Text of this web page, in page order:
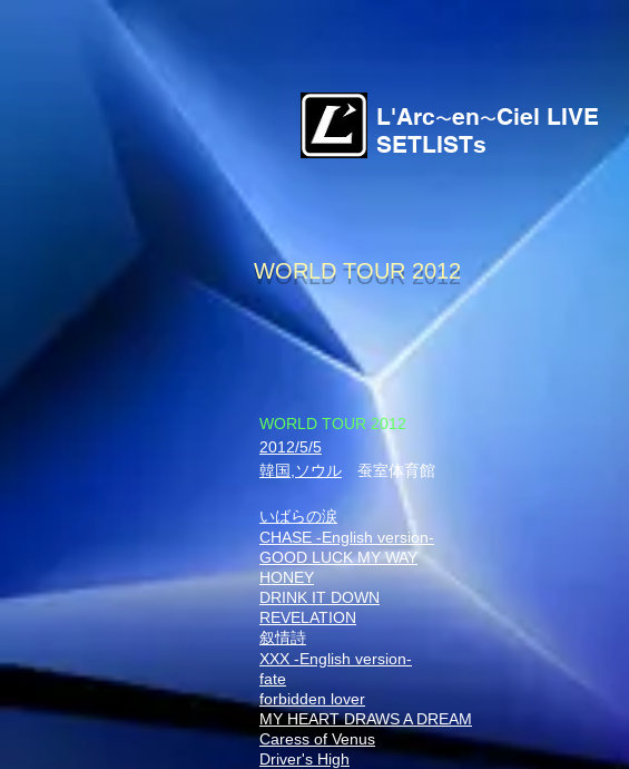
L'Arc〜en〜Ciel LIVE
SETLISTs
WORLD TOUR 2012
​WORLD TOUR 2012
2012/5/5
韓国,ソウル 蚕室体育館
いばらの涙
CHASE -English version-
GOOD LUCK MY WAY
HONEY
DRINK IT DOWN
REVELATION
叙情詩
XXX -English version-
fate
forbidden lover
MY HEART DRAWS A DREAM
Caress of Venus
Driver's High